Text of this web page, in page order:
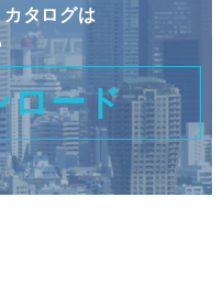
タログは
ロード